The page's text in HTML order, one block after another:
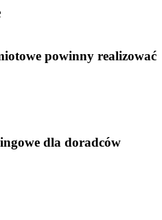
powinny realizować
dla doradców